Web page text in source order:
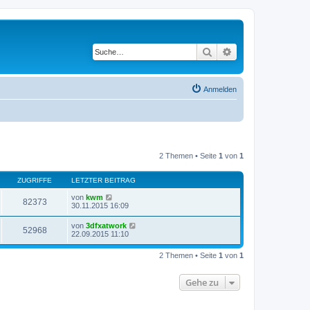
Suche
Anmelden
2 Themen • Seite 1 von 1
ZUGRIFFE LETZTER BEITRAG
82373 von kwm
30.11.2015 16:09
52968 von 3dfxatwork
22.09.2015 11:10
2 Themen • Seite 1 von 1
Gehe zu